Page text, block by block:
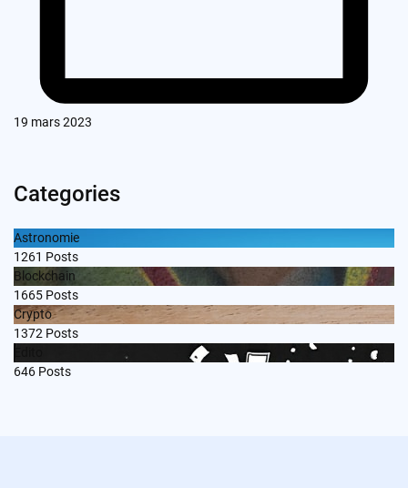
19 mars 2023
Categories
Astronomie
1261 Posts
Blockchain
1665 Posts
Crypto
1372 Posts
646 Posts